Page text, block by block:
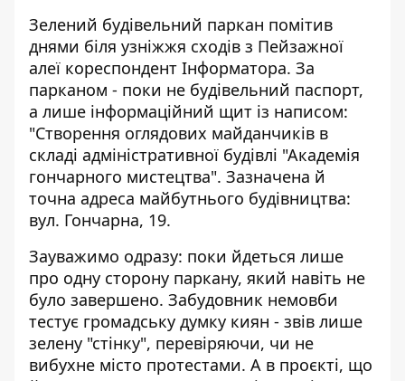
Зелений будівельний паркан помітив
днями біля узніжжя сходів з Пейзажної
алеї кореспондент Інформатора. За
парканом - поки не будівельний паспорт,
а лише інформаційний щит із написом:
"Створення оглядових майданчиків в
складі адміністративної будівлі "Академія
гончарного мистецтва". Зазначена й
точна адреса майбутнього будівництва:
вул. Гончарна, 19.
Зауважимо одразу: поки йдеться лише
про одну сторону паркану, який навіть не
було завершено. Забудовник немовби
тестує громадську думку киян - звів лише
зелену "стінку", перевіряючи, чи не
вибухне місто протестами. А в проєкті, що